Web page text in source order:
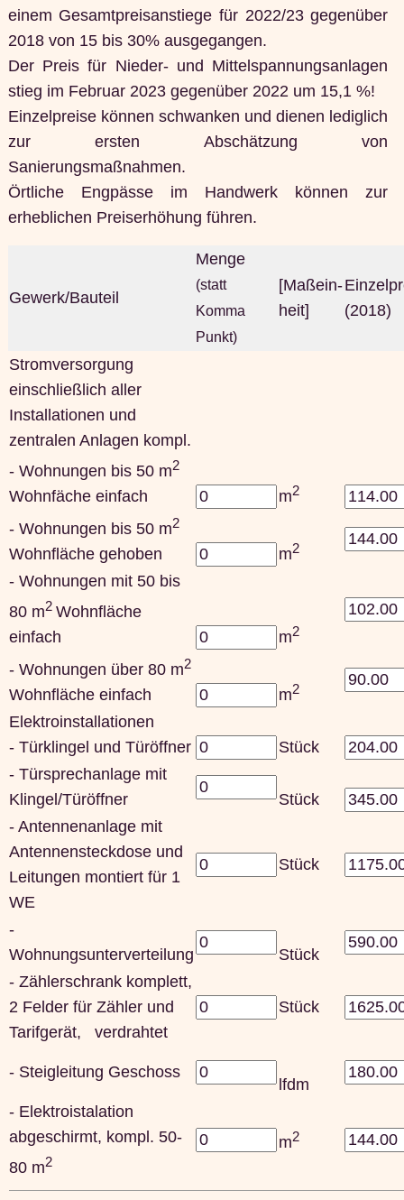
einem Gesamtpreisanstiege für 2022/23 gegenüber
2018 von 15 bis 30% ausgegangen.
Der Preis für Nieder- und Mittelspannungsanlagen
stieg im Februar 2023 gegenüber 2022 um 15,1 %!
Einzelpreise können schwanken und dienen lediglich
zur ersten Abschätzung von
Sanierungsmaßnahmen.
Örtliche Engpässe im Handwerk können zur
erheblichen Preiserhöhung führen.
Gewerk/Bauteil
Menge
(statt
Komma
Punkt)
[Maßein-
heit]
(2018)
Stromversorgung
einschließlich aller
Installationen und
zentralen Anlagen kompl.
- Wohnungen bis 50 m2
Wohnfäche einfach m2
- Wohnungen bis 50 m2
Wohnfläche gehoben m2
- Wohnungen mit 50 bis
80 m2 Wohnfläche
einfach
m2
- Wohnungen über 80 m2
Wohnfläche einfach m2
Elektroinstallationen
- Türklingel und Türöffner
Stück
- Türsprechanlage mit
Klingel/Türöffner
Stück
- Antennenanlage mit
Antennensteckdose und
Leitungen montiert für 1
WE
Stück
-
Wohnungsunterverteilung
Stück
- Zählerschrank komplett,
2 Felder für Zähler und
Tarifgerät, verdrahtet
Stück
- Steigleitung Geschoss
lfdm
- Elektroistalation
abgeschirmt, kompl. 50-
80 m2
m2